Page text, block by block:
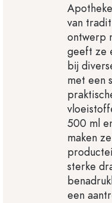
van
ontwerp
geeft ze
bij
met een
500 ml
maken
sterke
een